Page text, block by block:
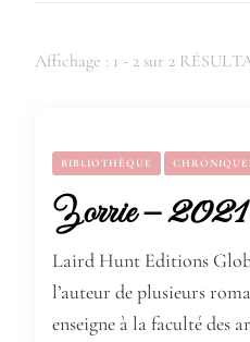
Affichage : 1 - 2 sur 2
BIBLIOTHÈQUE
Zorrie – 2021
Laird Hunt Editions
l’auteur de plusieurs
enseigne à la faculté des